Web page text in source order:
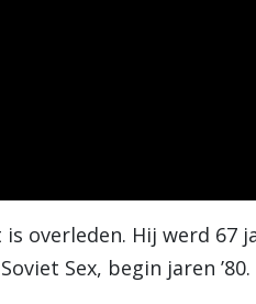
overleden. Hij werd 67
Sex, begin jaren ’80.